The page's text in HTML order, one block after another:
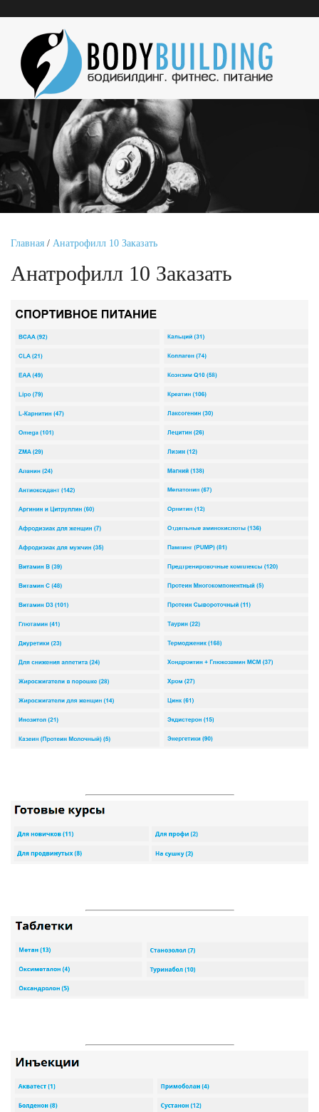
Главная / Анатрофилл 10 Заказать
Анатрофилл 10 Заказать